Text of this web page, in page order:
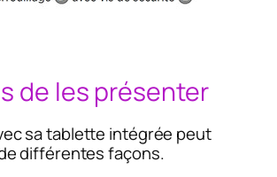
de les présenter
sa tablette intégrée peut
différentes façons.